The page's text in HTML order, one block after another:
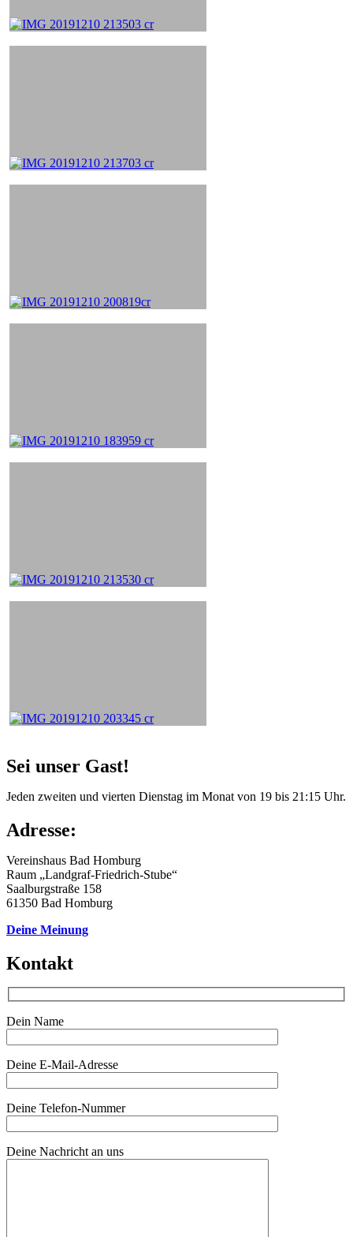
Sei unser Gast!
Jeden zweiten und vierten Dienstag im Monat von 19 bis 21:15 Uhr.
Adresse:
Vereinshaus Bad Homburg
Raum „Landgraf-Friedrich-Stube“
Saalburgstraße 158
61350 Bad Homburg
Deine Meinung
Kontakt
Dein Name
Deine E-Mail-Adresse
Deine Telefon-Nummer
Deine Nachricht an uns